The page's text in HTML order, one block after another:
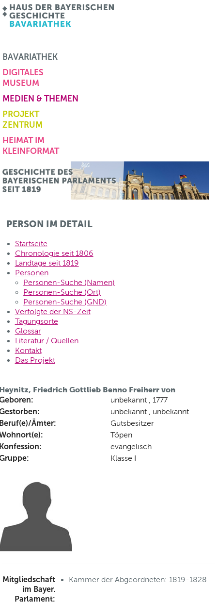
BAVARIATHEK
DIGITALES
MUSEUM
MEDIEN & THEMEN
PROJEKT
ZENTRUM
HEIMAT IM
KLEINFORMAT
PERSON IM DETAIL
Startseite
Chronologie seit 1806
Landtage seit 1819
Personen
Personen-Suche (Namen)
Personen-Suche (Ort)
Personen-Suche (GND)
Verfolgte der NS-Zeit
Tagungsorte
Glossar
Literatur / Quellen
Kontakt
Das Projekt
Friedrich Gottlieb Benno Freiherr von
unbekannt , 1777
unbekannt , unbekannt
Ämter: Gutsbesitzer
Töpen
evangelisch
Klasse I
Mitgliedschaft
im Bayer.
Parlament:
Kammer der Abgeordneten: 1819-1828